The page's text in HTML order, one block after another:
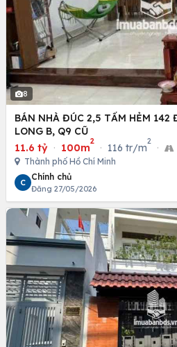
8
BÁN NHÀ ĐÚC 2,5 TẤM HẺM 142
LONG B, Q9 CŨ
11.6 tỷ · 100m
2
· 116 tr/m
2
·
Thành phố Hồ Chí Minh
C
Chính chủ
Đăng 27/05/2026